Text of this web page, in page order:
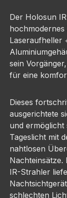
Der Holosun
Laseraufheller
sein
für eine
Dieses
ausgerichtete
und ermöglicht
Tageslicht mit
nahtlosen
Nachteinsätze.
IR-Strahler
schlechten